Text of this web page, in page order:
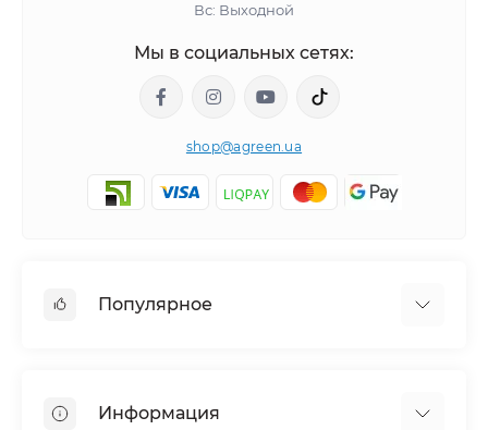
Вс: Выходной
Мы в социальных сетях:
shop@agreen.ua
Популярное
Сетка шпалерная
Информация